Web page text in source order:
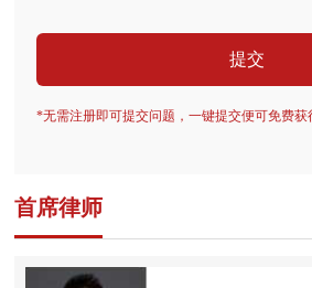
提交
*无需注册即可提交问题，一键提交便可免费获
首席律师